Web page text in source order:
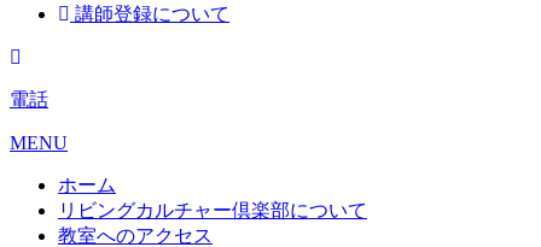
講師登録について
電話
MENU
ホーム
リビングカルチャー倶楽部について
教室へのアクセス